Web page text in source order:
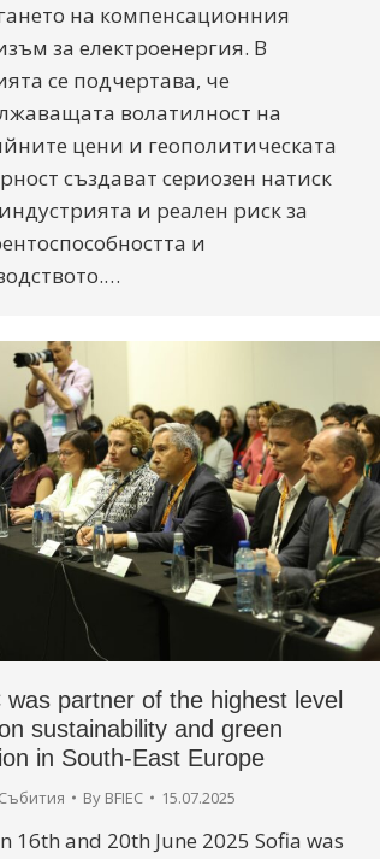
на компенсационния
за електроенергия. В
се подчертава, че
волатилност на
цени и геополитическата
създават сериозен натиск
и реален риск за
и
was partner of the highest level
sustainability and green
in South-East Europe
Събития By BFIEC 15.07.2025
16th and 20th June 2025 Sofia was